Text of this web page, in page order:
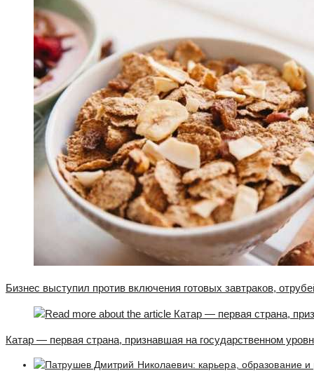
Бизнес выступил против включения готовых завтраков,
Катар — первая страна, признавшая на государственном